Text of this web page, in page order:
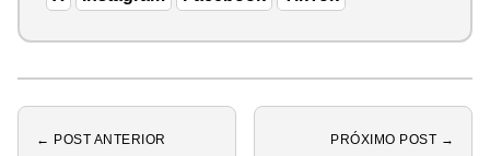
← POST ANTERIOR PRÓXIMO POST →